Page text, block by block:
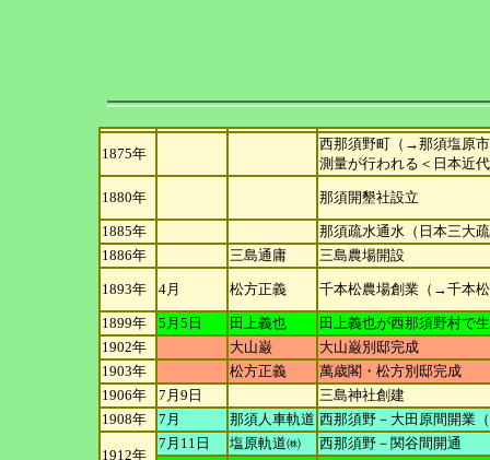
1875年
西那須野町（→那須塩原
測量が行われる＜日本近
1880年 那須開墾社設立
1885年
那須疏水通水（日本三大
1886年
三島通庸 三島農場開設
1893年 4月 松方正義 千本松農場創業（→千本
1899年 5月5日 田上義也
田上義也が西那須野村で
1902年
大山巌
大山巌別邸完成
1903年
松方正義
萬歳閣・松方別邸完成
1906年
7月9日
三島神社創建
1908年
7月 那須人車軌道 西那須野－大田原間開業
1912年
7月11日 塩原軌道㈱
西那須野－関谷間開通